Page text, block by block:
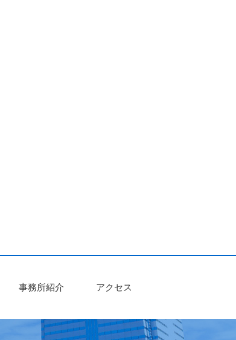
事務所紹介 アクセス